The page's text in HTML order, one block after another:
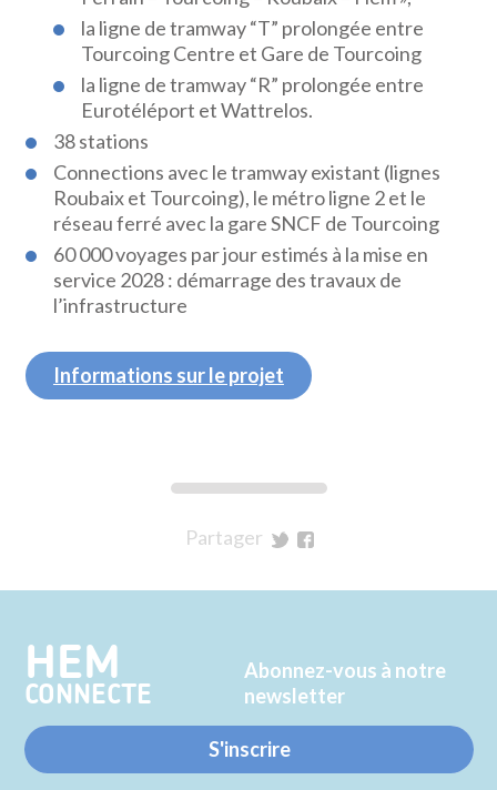
la ligne de tramway “T” prolongée entre
Tourcoing Centre et Gare de Tourcoing
la ligne de tramway “R” prolongée entre
Eurotéléport et Wattrelos.
38 stations
Connections avec le tramway existant (lignes
Roubaix et Tourcoing), le métro ligne 2 et le
réseau ferré avec la gare SNCF de Tourcoing
60 000 voyages par jour estimés à la mise en
service 2028 : démarrage des travaux de
l’infrastructure
Informations sur le projet
Partager
Twitter
Facebook
HEM
CONNECTE
Abonnez-vous à notre
newsletter
S'inscrire